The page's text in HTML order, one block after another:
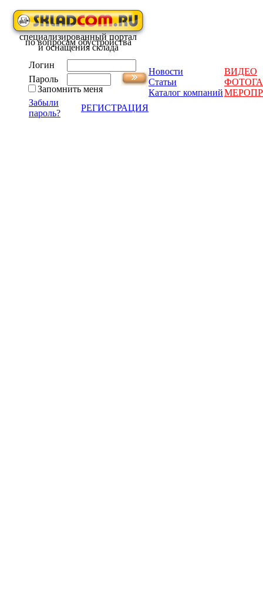
специализированный портал
по вопросам обустройства
и оснащения склада
Логин
Пароль
Запомнить меня
Забыли
пароль?
РЕГИСТРАЦИЯ
Новости
ВИДЕО
Статьи
Каталог компаний